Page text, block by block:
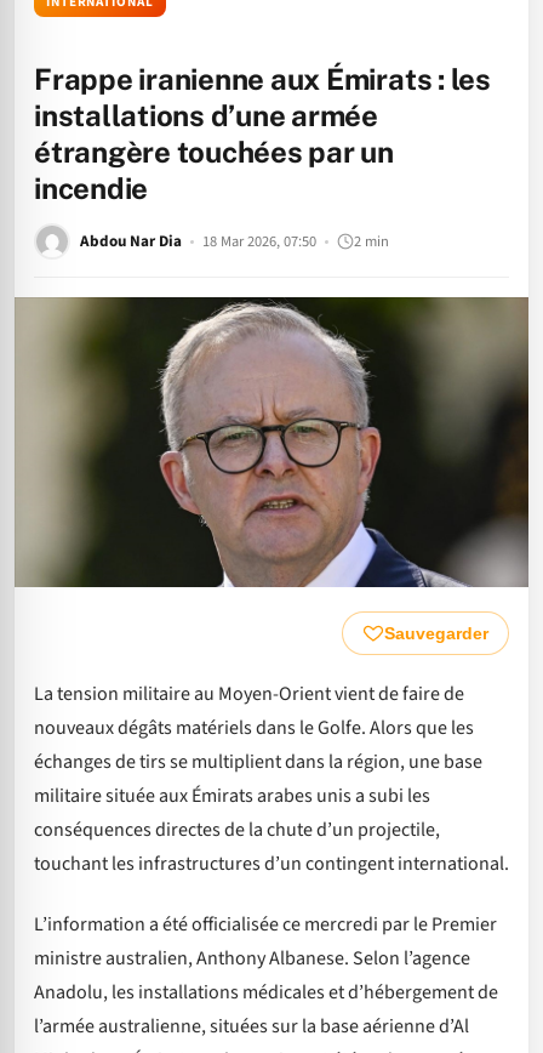
Frappe iranienne aux Émirats : les
installations d’une armée
étrangère touchées par un
incendie
Abdou Nar Dia 18 Mar 2026, 07:50 2 min
Sauvegarder
La tension militaire au Moyen-Orient vient de faire de
nouveaux dégâts matériels dans le Golfe. Alors que les
échanges de tirs se multiplient dans la région, une base
militaire située aux Émirats arabes unis a subi les
conséquences directes de la chute d’un projectile,
touchant les infrastructures d’un contingent international.
L’information a été officialisée ce mercredi par le Premier
ministre australien, Anthony Albanese. Selon l’agence
Anadolu, les installations médicales et d’hébergement de
l’armée australienne, situées sur la base aérienne d’Al